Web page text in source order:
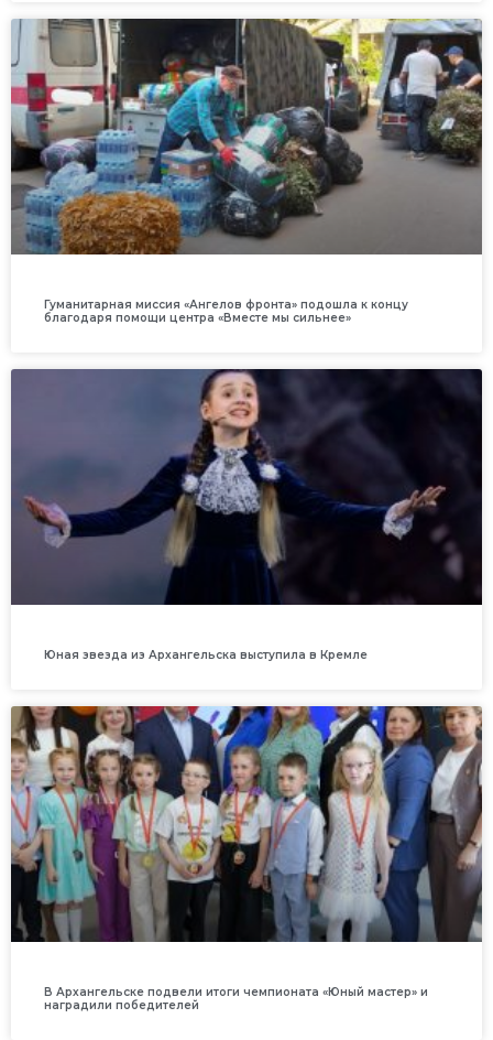
Гуманитарная миссия «Ангелов фронта» подошла к концу
благодаря помощи центра «Вместе мы сильнее»
Юная звезда из Архангельска выступила в Кремле
В Архангельске подвели итоги чемпионата «Юный мастер» и
наградили победителей